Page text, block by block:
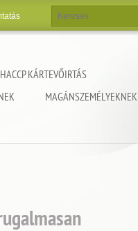
KÁRTEVŐIRTÁS
MAGÁNSZEMÉLYEKNEK